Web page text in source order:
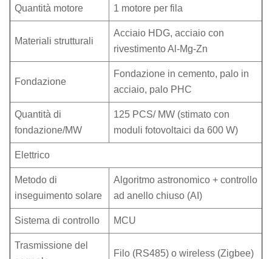
Quantità motore 1 motore per fila
Materiali strutturali
Acciaio HDG, acciaio con
rivestimento Al-Mg-Zn
Fondazione
Fondazione in cemento, palo in
acciaio, palo PHC
Quantità di
fondazione/MW
125 PCS/ MW (stimato con
moduli fotovoltaici da 600 W)
Elettrico
Metodo di
inseguimento solare
Algoritmo astronomico + controllo
ad anello chiuso (AI)
Sistema di controllo MCU
Trasmissione del
Filo (RS485) o wireless (Zigbee)